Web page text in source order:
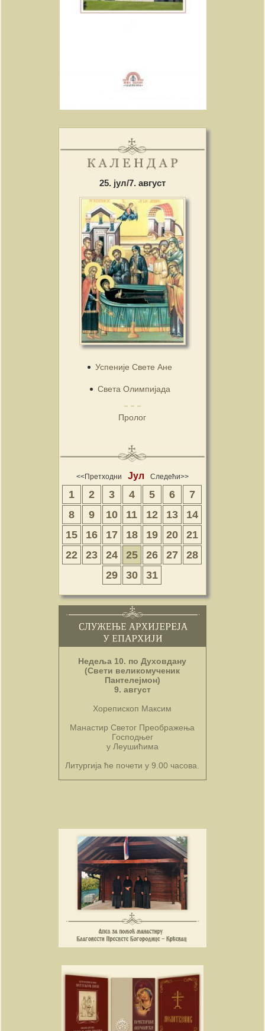
25. јул/7. август
Успеније Свете Ане
Света Олимпијада
Пролог
<<Претходни Јул Следећи>>
1 2 3 4 5 6
7
8
9 10 11 12 13
14
15
16 17 18 19 20
21
22
23 24 25 26 27
28
29
30 31
Недеља 10. по Духовдану
(Свети великомученик
Пантелејмон)
9. август
Хорепископ Максим
Манастир Светог Преображења
Господњег
у Леушићима
Литургија ће почети у 9.00 часова.